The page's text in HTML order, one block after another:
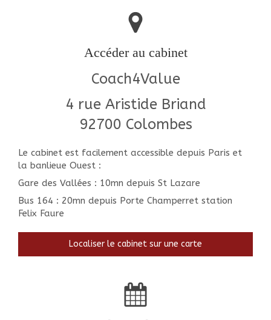
Accéder au cabinet
Coach4Value
4 rue Aristide Briand
92700 Colombes
Le cabinet est facilement accessible depuis Paris et
la banlieue Ouest :
Gare des Vallées : 10mn depuis St Lazare
Bus 164 : 20mn depuis Porte Champerret station
Felix Faure
Localiser le cabinet sur une carte